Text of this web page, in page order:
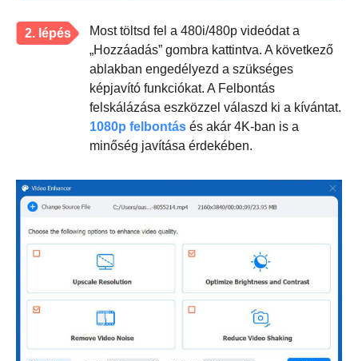
2. lépés
Most töltsd fel a 480i/480p videódat a
„Hozzáadás” gombra kattintva. A következő
ablakban engedélyezd a szükséges
képjavító funkciókat. A Felbontás
felskálázása eszközzel válaszd ki a kívántat.
1080p felbontás és akár 4K-ban is a
minőség javítása érdekében.